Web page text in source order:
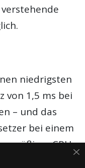
niedrigsten
von 1,5 ms bei
– und das
bei einem
mäßiger CPU-